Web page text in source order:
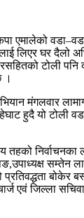
एमालेको
लिएर घर दैलो
टोली
।
मंगलवार
हुदै यो टोली
निर्वाचनका
सम्तेन
बोकेर
एवं जिल्ला